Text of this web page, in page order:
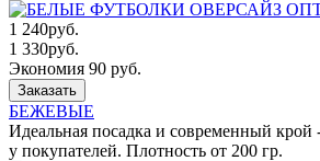
1 240руб.
1 330руб.
Экономия 90 руб.
Заказать
БЕЖЕВЫЕ
Идеальная посадка и современный крой
у покупателей. Плотность от 200 гр.